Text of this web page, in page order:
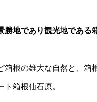
勝地であり観光地である
箱根の雄大な自然と、箱
箱根仙石原。